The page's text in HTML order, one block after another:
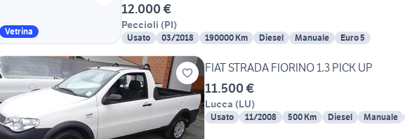
Vetrina
12.000 €
Peccioli (PI)
Usato 03/2018 190000 Km Diesel Manuale Euro 5
FIAT STRADA FIORINO 1.3 PICK UP
11.500 €
Lucca (LU)
Usato 11/2008 500 Km Diesel Manuale